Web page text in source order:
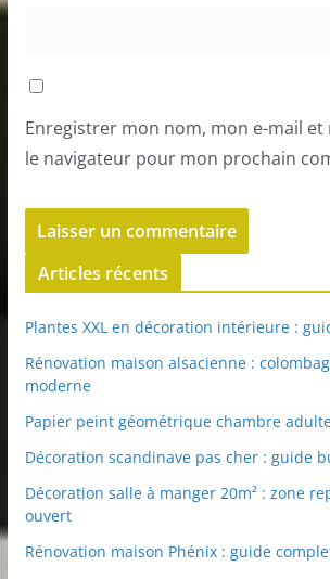
Enregistrer mon nom, mon e-mail et
le navigateur pour mon prochain
Articles récents
Plantes XXL en décoration intérieure :
Rénovation maison alsacienne :
moderne
Papier peint géométrique chambre
Décoration scandinave pas cher : guide
Décoration salle à manger 20m² : zone
ouvert
Rénovation maison Phénix : guide